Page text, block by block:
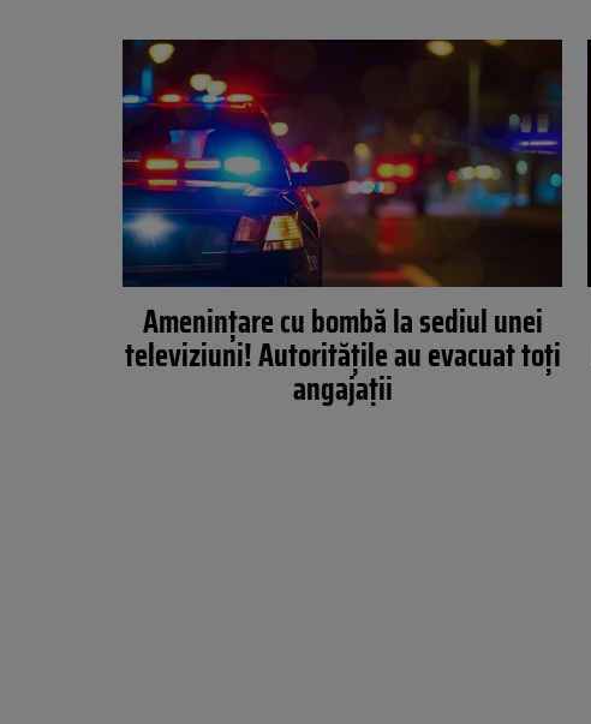
Amenințare cu bombă la sediul unei
televiziuni! Autoritățile au evacuat toți
angajații